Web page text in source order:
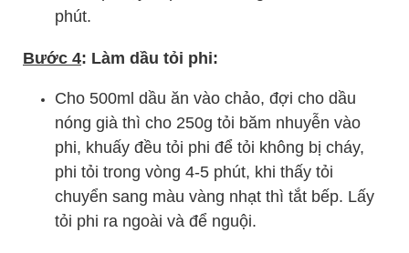
phút.
Bước 4: Làm dầu tỏi phi:
Cho 500ml dầu ăn vào chảo, đợi cho dầu
nóng già thì cho 250g tỏi băm nhuyễn vào
phi, khuấy đều tỏi phi để tỏi không bị cháy,
phi tỏi trong vòng 4-5 phút, khi thấy tỏi
chuyển sang màu vàng nhạt thì tắt bếp. Lấy
tỏi phi ra ngoài và để nguội.